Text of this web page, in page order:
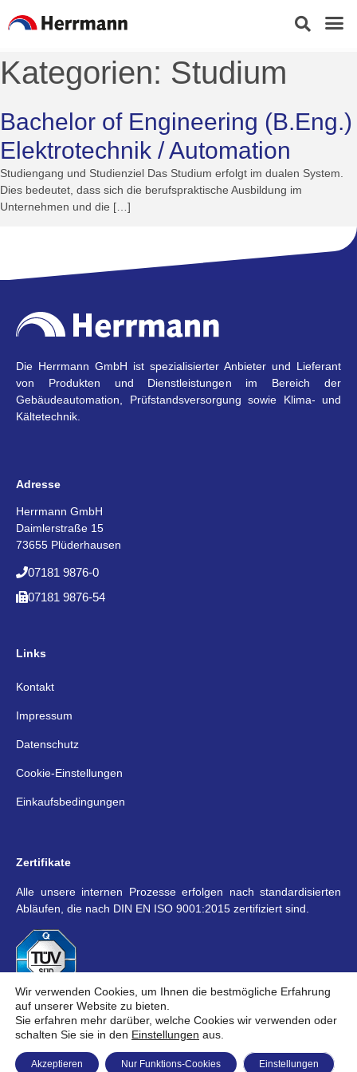
Kategorien: Studium
Bachelor of Engineering (B.Eng.)
Elektrotechnik / Automation
Studiengang und Studienziel​ Das Studium erfolgt im dualen System.
Dies bedeutet, dass sich die berufspraktische Ausbildung im
Unternehmen und die […]
Die Herrmann GmbH ist spezialisierter Anbieter und Lieferant
von Produkten und Dienstleistungen im Bereich der
Gebäudeautomation, Prüfstandsversorgung sowie Klima- und
Kältetechnik.
Adresse
Herrmann GmbH
Daimlerstraße 15
73655 Plüderhausen
07181 9876-0
07181 9876-54
Links
Kontakt
Impressum
Datenschutz
Cookie-Einstellungen
Einkaufsbedingungen
Zertifikate
Alle unsere internen Prozesse erfolgen nach standardisierten
Abläufen, die nach DIN EN ISO 9001:2015 zertifiziert sind.
Social Media
Wir verwenden Cookies, um Ihnen die bestmögliche Erfahrung
auf unserer Website zu bieten.
Sie erfahren mehr darüber, welche Cookies wir verwenden oder
schalten Sie sie in den Einstellungen aus.
Akzeptieren Nur Funktions-Cookies Einstellungen